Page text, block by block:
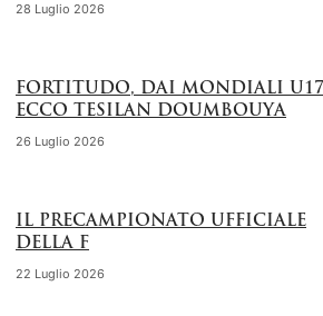
28 Luglio 2026
FORTITUDO, DAI MONDIALI U17
ECCO TESILAN DOUMBOUYA
26 Luglio 2026
IL PRECAMPIONATO UFFICIALE
DELLA F
22 Luglio 2026